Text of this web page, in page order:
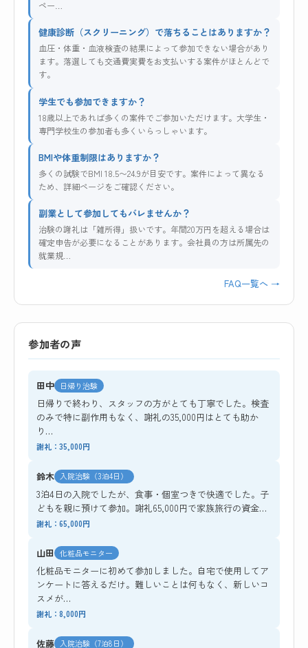
ペー…
健康診断（スクリーニング）で落ちることはありますか？
血圧・体重・血液検査の結果によって参加できない場合があり
ます。落選しても交通費実費をお支払いする案件がほとんどで
す。
学生でも参加できますか？
18歳以上であれば多くの案件でご参加いただけます。大学生・
専門学校生の参加者も多くいらっしゃいます。
BMIや体重制限はありますか？
多くの試験でBMI 18.5〜24.9が目安です。案件によって異なる
ため、詳細ページをご確認ください。
副業として参加してもバレませんか？
治験の謝礼は「雑所得」扱いです。年間20万円を超える場合は
確定申告が必要になることがあります。会社員の方は所属先の
就業規…
FAQ一覧へ →
参加者の声
田中 日帰り治験
日帰りで終わり、スタッフの方がとても丁寧でした。検査
のみで特に副作用もなく、謝礼の35,000円はとても助か
り…
謝礼：35,000円
鈴木 入院治験（3泊4日）
3泊4日の入院でしたが、食事・個室つきで快適でした。子
どもを親に預けて参加。謝礼65,000円で家族旅行の資金…
謝礼：65,000円
山田 化粧品モニター
化粧品モニターに初めて参加しました。自宅で使用してア
ンケートに答えるだけ。難しいことは何もなく、新しいコ
スメが…
謝礼：8,000円
佐藤 入院治験（7泊8日）